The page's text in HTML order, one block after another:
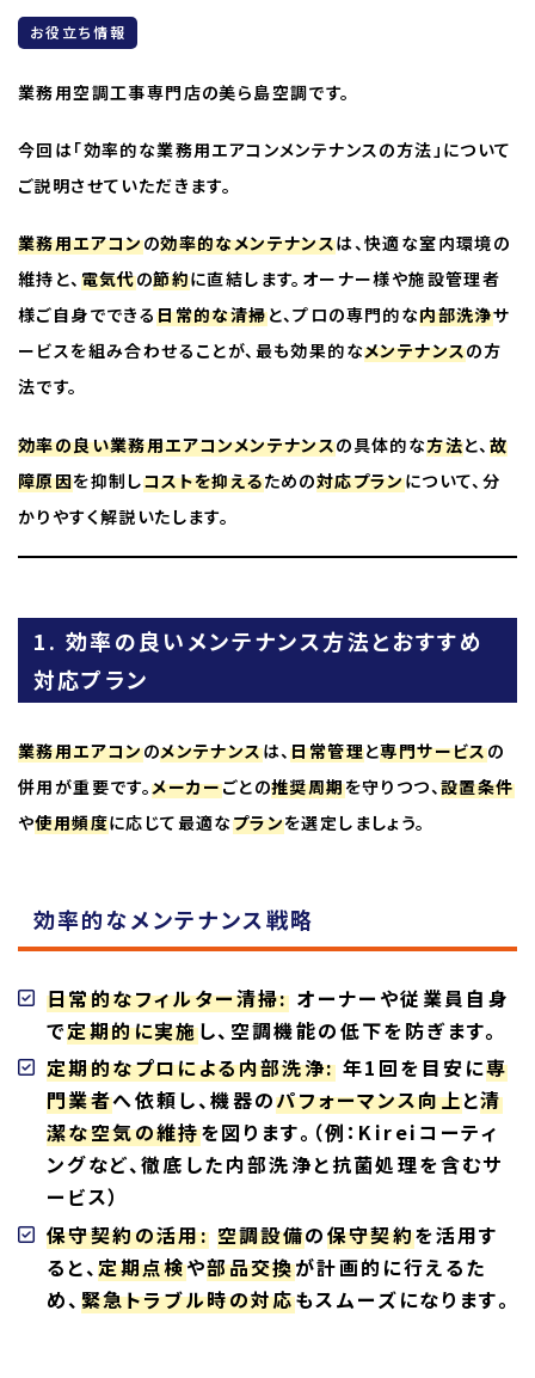
お役立ち情報
業務用空調工事専門店の美ら島空調です。
今回は「効率的な業務用エアコンメンテナンスの方法」について
ご説明させていただきます。
業務用エアコンの効率的なメンテナンスは、快適な室内環境の
維持と、 電気代の節約に直結します。オーナー様や施設管理者
様ご自身でできる日常的な清掃と、プロの専門的な内部洗浄サ
ービスを組み合わせることが、最も効果的なメンテナンスの方
法です。
効率の良い業務用エアコンメンテナンスの具体的な方法と、 故
障原因を抑制しコストを抑えるための対応プランについて、分
かりやすく解説いたします。
1. 効率の良いメンテナンス方法とおすすめ
対応プラン
業務用エアコンのメンテナンスは、日常管理と専門サービスの
併用が重要です。メーカーごとの推奨周期を守りつつ、設置条件
や使用頻度に応じて最適なプランを選定しましょう。
効率的なメンテナンス戦略
日常的なフィルター清掃:オーナーや従業員自身
で定期的に実施し、空調機能の低下を防ぎます。
定期的なプロによる内部洗浄:年1回を目安に専
門業者へ依頼し、機器のパフォーマンス向上と清
潔な空気の維持を図ります。（例：Kireiコーティ
ングなど、徹底した内部洗浄と抗菌処理を含むサ
ービス）
保守契約の活用: 空調設備の保守契約を活用す
ると、定期点検や部品交換が計画的に行えるた
め、 緊急トラブル時の対応もスムーズになります。